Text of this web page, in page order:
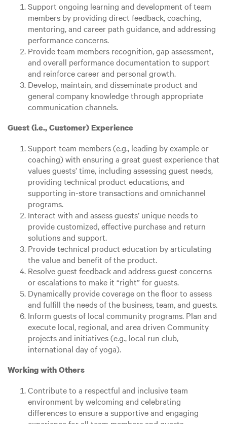
Support ongoing learning and development of team
members by providing direct feedback, coaching,
mentoring, and career path guidance, and addressing
performance concerns.
Provide team members recognition, gap assessment,
and overall performance documentation to support
and reinforce career and personal growth.
Develop, maintain, and disseminate product and
general company knowledge through appropriate
communication channels.
Guest (i.e., Customer) Experience
Support team members (e.g., leading by example or
coaching) with ensuring a great guest experience that
values guests’ time, including assessing guest needs,
providing technical product educations, and
supporting in-store transactions and omnichannel
programs.
Interact with and assess guests’ unique needs to
provide customized, effective purchase and return
solutions and support.
Provide technical product education by articulating
the value and benefit of the product.
Resolve guest feedback and address guest concerns
or escalations to make it “right” for guests.
Dynamically provide coverage on the floor to assess
and fulfill the needs of the business, team, and guests.
Inform guests of local community programs. Plan and
execute local, regional, and area driven Community
projects and initiatives (e.g., local run club,
international day of yoga).
Working with Others
Contribute to a respectful and inclusive team
environment by welcoming and celebrating
differences to ensure a supportive and engaging